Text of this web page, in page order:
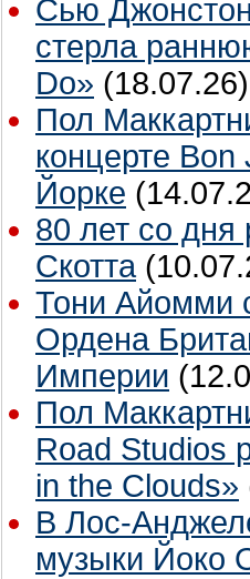
Сью
стерла
Do» (18.07.26)
Пол
концерте
Йорке
80 лет со
Скотта
Тони Айомми
Ордена
Империи
Пол
Road Studios
in the Clouds»
В Лос-
музыки Йоко